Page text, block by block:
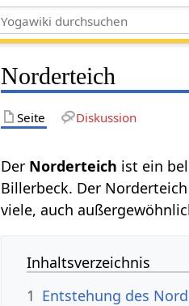
Norderteich
Seite Diskussion
Der Norderteich ist ein
Billerbeck. Der
viele, auch
Inhaltsverzeichnis
1 Entstehung des